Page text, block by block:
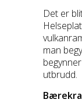
Det er
man
utbrudd.